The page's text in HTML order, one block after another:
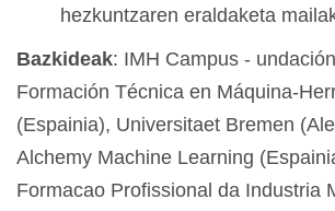
hezkuntzaren eraldaketa
Bazkideak: IMH Campus -
Formación Técnica en Máquina-
(Espainia), Universitaet Bremen
Alchemy Machine Learning
Formacao Profissional da Industria